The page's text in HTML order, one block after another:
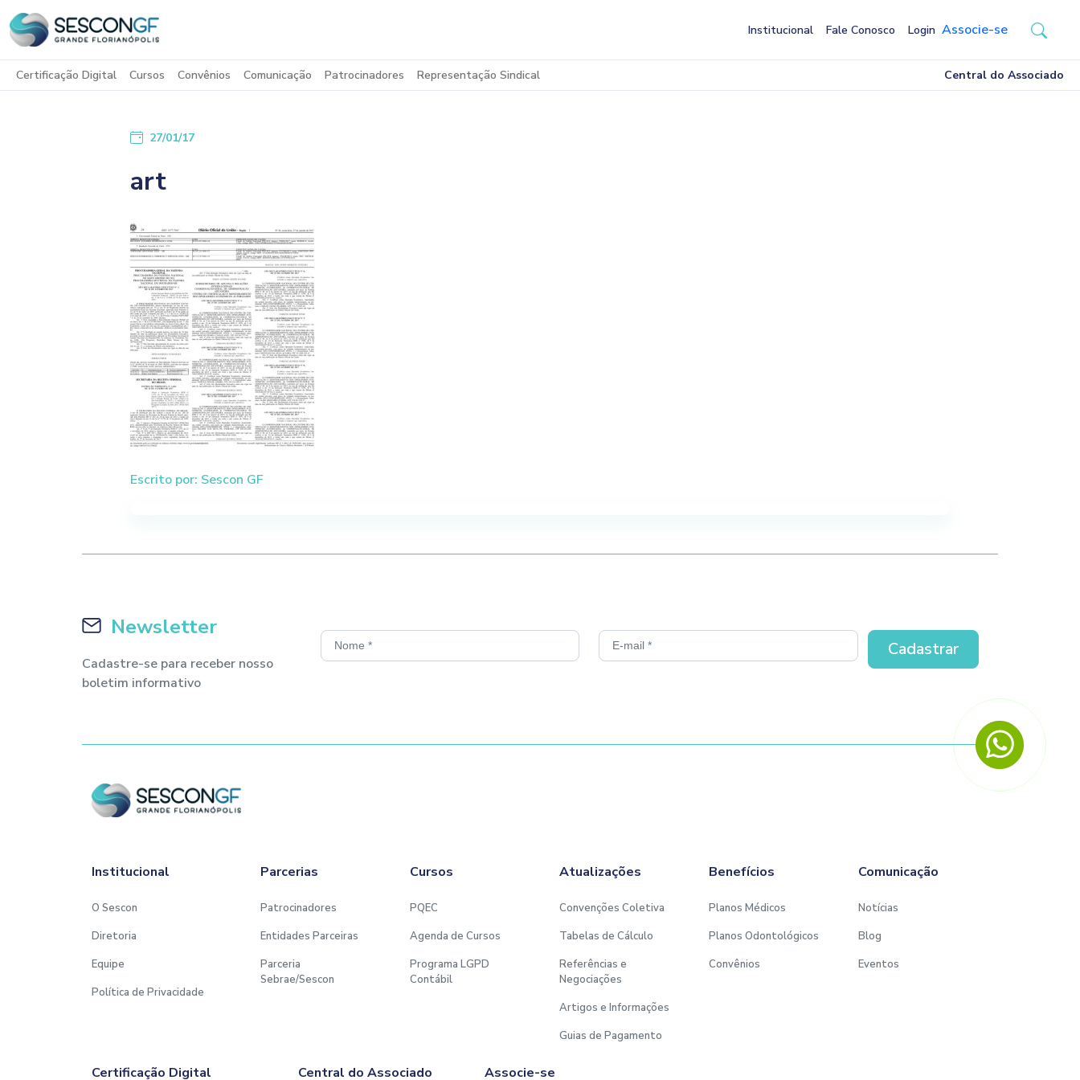
Institucional Fale Conosco Login Associe-se
Certificação Digital Cursos Convênios Comunicação Patrocinadores Representação Sindical Central do Associado
27/01/17
art
Escrito por: Sescon GF
Newsletter
Cadastre-se para receber nosso
boletim informativo
Institucional
O Sescon
Diretoria
Equipe
Política de Privacidade
Parcerias
Patrocinadores
Entidades Parceiras
Parceria
Sebrae/Sescon
Cursos
PQEC
Agenda de Cursos
Programa LGPD
Contábil
Atualizações
Convenções Coletiva
Tabelas de Cálculo
Referências e
Negociações
Artigos e Informações
Guias de Pagamento
Benefícios
Planos Médicos
Planos Odontológicos
Convênios
Comunicação
Notícias
Blog
Eventos
Certificação Digital Central do Associado Associe-se